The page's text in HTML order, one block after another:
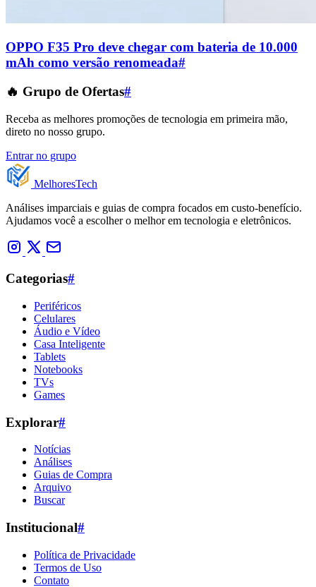
OPPO F35 Pro deve chegar com bateria de 10.000
mAh como versão renomeada#
🔥 Grupo de Ofertas#
Receba as melhores promoções de tecnologia em primeira mão,
direto no nosso grupo.
Entrar no grupo
MelhoresTech
Análises imparciais e guias de compra focados em custo-benefício.
Ajudamos você a escolher o melhor em tecnologia e eletrônicos.
Categorias#
Periféricos
Celulares
Áudio e Vídeo
Casa Inteligente
Tablets
Notebooks
TVs
Games
Explorar#
Notícias
Análises
Guias de Compra
Arquivo
Buscar
Institucional#
Política de Privacidade
Termos de Uso
Contato